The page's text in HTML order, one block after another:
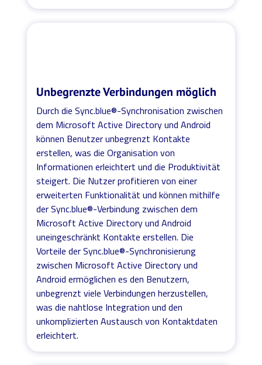
Unbegrenzte Verbindungen möglich
Durch die Sync.blue®-Synchronisation zwischen
dem Microsoft Active Directory und Android
können Benutzer unbegrenzt Kontakte
erstellen, was die Organisation von
Informationen erleichtert und die Produktivität
steigert. Die Nutzer profitieren von einer
erweiterten Funktionalität und können mithilfe
der Sync.blue®-Verbindung zwischen dem
Microsoft Active Directory und Android
uneingeschränkt Kontakte erstellen. Die
Vorteile der Sync.blue®-Synchronisierung
zwischen Microsoft Active Directory und
Android ermöglichen es den Benutzern,
unbegrenzt viele Verbindungen herzustellen,
was die nahtlose Integration und den
unkomplizierten Austausch von Kontaktdaten
erleichtert.